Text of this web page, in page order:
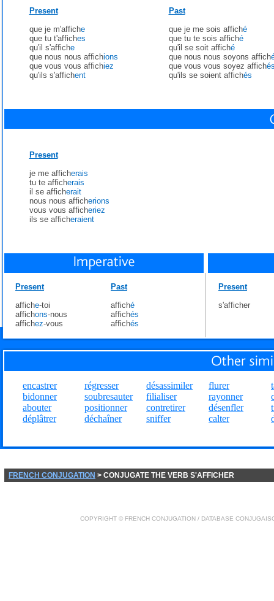
Present
que je m'affiche
que tu t'affiches
qu'il s'affiche
que nous nous affichions
que vous vous affichiez
qu'ils s'affichent
Past
que je me sois affiché
que tu te sois affiché
qu'il se soit affiché
que nous nous soyons affich
que vous vous soyez affich
qu'ils se soient affichés
Present
je me afficherais
tu te afficherais
il se afficherait
nous nous afficherions
vous vous afficheriez
ils se afficheraient
Present
affiche-toi
affichons-nous
affichez-vous
Past
affiché
affichés
affichés
Present
s'afficher
encastrer
bidonner
abouter
déplâtrer
régresser
soubresauter
positionner
déchaîner
désassimiler
filialiser
contretirer
sniffer
flurer
rayonner
désenfler
calter
FRENCH CONJUGATION > CONJUGATE THE VERB S'AFFICHER
COPYRIGHT © FRENCH CONJUGATION / DATABASE